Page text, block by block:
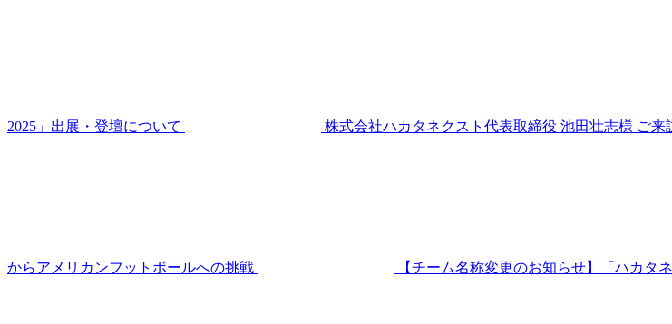
2025」出展・登壇について 株式会社ハカタネクスト代表取締役 池田壮志様 ご来
からアメリカンフットボールへの挑戦 【チーム名称変更のお知らせ】「ハカタ